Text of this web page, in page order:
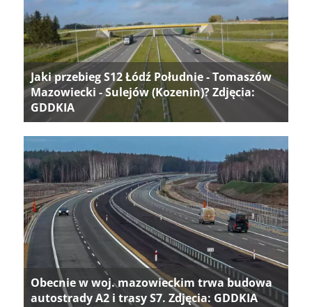
Jaki przebieg S12 Łódź Południe - Tomaszów
Mazowiecki - Sulejów (Kozenin)? Zdjęcia:
GDDKIA
Obecnie w woj. mazowieckim trwa budowa
autostrady A2 i trasy S7. Zdjęcia: GDDKIA